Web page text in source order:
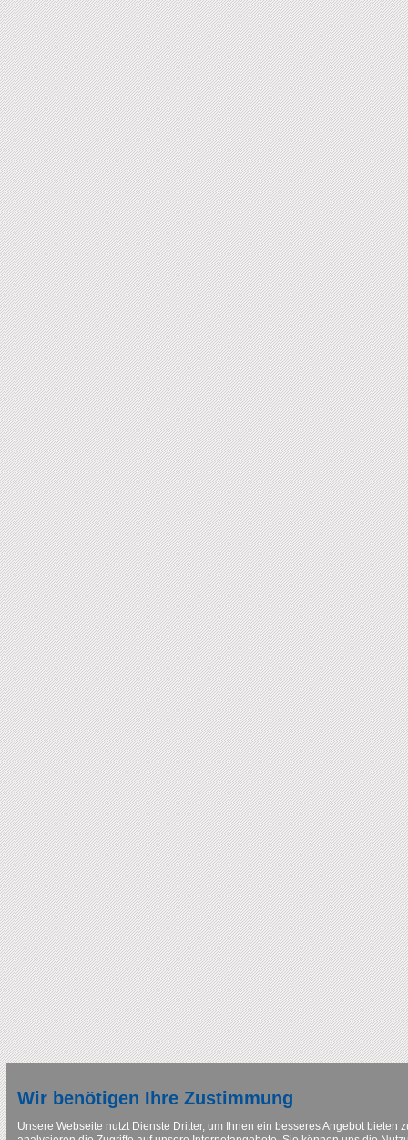
Wir benötigen Ihre Zustimmung
Unsere Webseite nutzt Dienste Dritter, um Ihnen ein besseres Angebot bieten